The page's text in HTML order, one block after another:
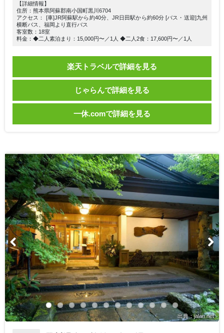
【詳細情報】
住所：熊本県阿蘇郡南小国町黒川6704
アクセス： [車]JR阿蘇駅から約40分、JR日田駅から約60分 [バス・送迎]九州
横断バス、福岡より直行バス
客室数：18室
料金：◆二人素泊まり：15,000円〜／1人 ◆二人2食：17,600円〜／1人
楽天トラベルで詳細を見る
じゃらんで詳細を見る
一休.comで詳細を見る
出典：jalan.net